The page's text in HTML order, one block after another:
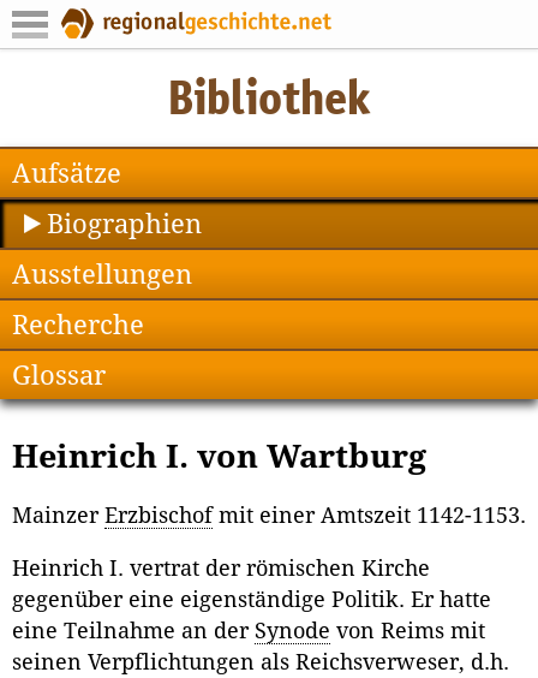
Aufsätze
Biographien
Ausstellungen
Recherche
Glossar
Heinrich I. von Wartburg
Mainzer Erzbischofmit einer Amtszeit 1142-1153.
Heinrich I. vertrat der römischen Kirche
gegenüber eine eigenständige Politik. Er hatte
eine Teilnahme an der Synode von Reims mit
seinen Verpflichtungen als Reichsverweser, d.h.